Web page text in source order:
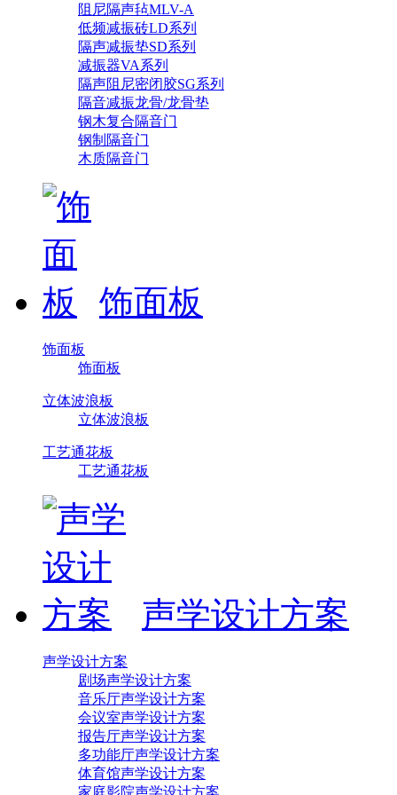
阻尼隔声毡MLV-A
低频减振砖LD系列
隔声减振垫SD系列
减振器VA系列
隔声阻尼密闭胶SG系列
隔音减振龙骨/龙骨垫
钢木复合隔音门
钢制隔音门
木质隔音门
饰面板
饰面板
饰面板
立体波浪板
立体波浪板
工艺通花板
工艺通花板
声学设计方案
声学设计方案
剧场声学设计方案
音乐厅声学设计方案
会议室声学设计方案
报告厅声学设计方案
多功能厅声学设计方案
体育馆声学设计方案
家庭影院声学设计方案